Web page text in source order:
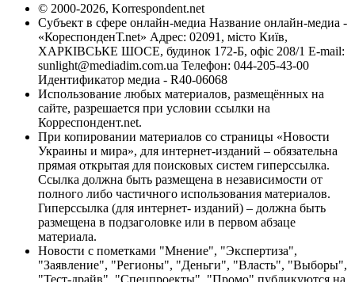
© 2000-2026, Korrespondent.net
Субъект в сфере онлайн-медиа Название онлайн-медиа -
«КореспонденТ.net» Адрес: 02091, місто Київ,
ХАРКІВСЬКЕ ШОСЕ, будинок 172-Б, офіс 208/1 E-mail:
sunlight@mediadim.com.ua Телефон: 044-205-43-00
Идентификатор медиа - R40-06068
Использование любых материалов, размещённых на
сайте, разрешается при условии ссылки на
Корреспондент.net.
При копировании материалов со страницы «Новости
Украины и мира», для интернет-изданий – обязательна
прямая открытая для поисковых систем гиперссылка.
Ссылка должна быть размещена в независимости от
полного либо частичного использования материалов.
Гиперссылка (для интернет- изданий) – должна быть
размещена в подзаголовке или в первом абзаце
материала.
Новости с пометками "Мнение", "Экспертиза",
"Заявление", "Регионы", "Деньги", "Власть", "Выборы",
"Тест-драйв", "Спецпроекты", "Промо" публикуются на